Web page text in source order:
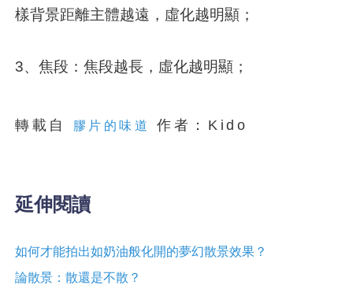
樣背景距離主體越遠，虛化越明顯；
3、焦段：焦段越長，虛化越明顯；
轉載自 膠片的味道 作者：Kido
延伸閱讀
如何才能拍出如奶油般化開的夢幻散景效果？
論散景：散還是不散？